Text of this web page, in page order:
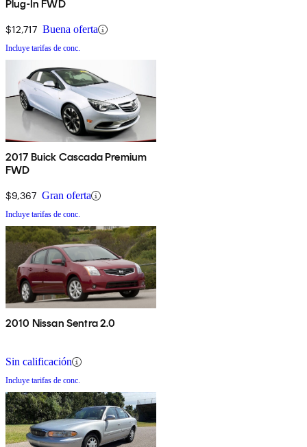
Plug-In FWD
$12,717 Buena oferta
Incluye tarifas de conc.
2017 Buick Cascada Premium
FWD
$9,367 Gran oferta
Incluye tarifas de conc.
2010 Nissan Sentra 2.0
Sin calificación
Incluye tarifas de conc.